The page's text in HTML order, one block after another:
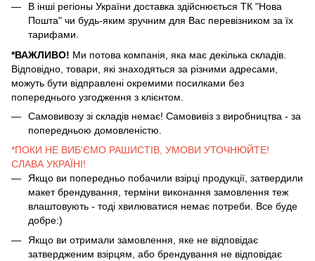
В інші регіоны України доставка здійснюється ТК "Нова
Пошта" чи будь-яким зручним для Вас перевізником за їх
тарифами.
*ВАЖЛИВО! Ми потова компанія, яка має декілька складів.
Відповідно, товари, які знаходяться за різними адресами,
можуть бути відправлені окремими посилками без
попереднього узгодження з клієнтом.
Самовивозу зі складів немає! Самовивіз з виробництва - за
попередньою домовленістю.
*ПОКИ НЕ ВИБ'ЄМО РАШИСТІВ, УМОВИ УТОЧНЮЙТЕ!
СЛАВА УКРАЇНІ!
Якщо ви попередньо побачили взірці продукції, затвердили
макет брендування, терміни виконання замовлення теж
влаштовують - тоді хвилюватися немає потреби. Все буде
добре:)
Якщо ви отримали замовлення, яке не відповідає
затвердженим взірцям, або брендування не відповідає